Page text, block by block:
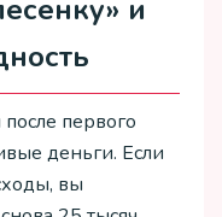
и
первого
деньги. Если
вы